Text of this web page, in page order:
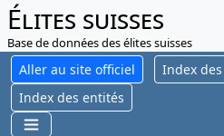
Élites suisses
Base de données des élites suisses
Aller au site officiel
Index
Index des entités